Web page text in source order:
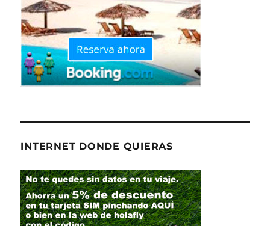
INTERNET DONDE QUIERAS